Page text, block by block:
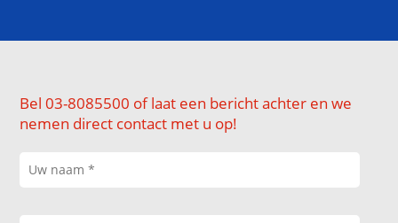
Bel 03-8085500 of laat een bericht achter en we
nemen direct contact met u op!